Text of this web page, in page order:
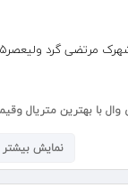
بهار۵ نبش بوستان دوم غربی پلاک۱۹۲۰
با بهترین متریال
نمایش بیشتر